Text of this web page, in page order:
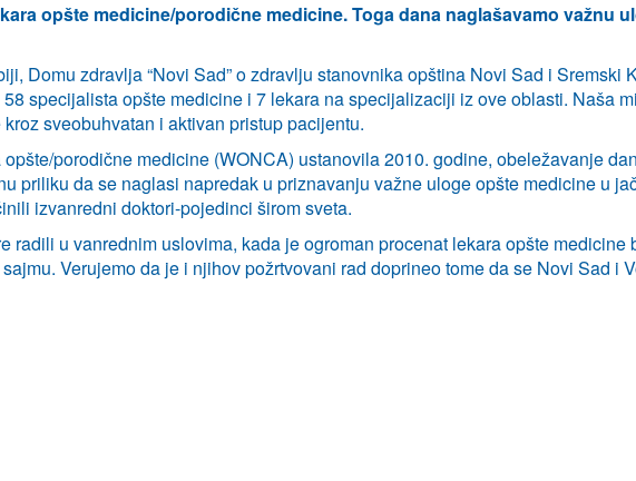
opšte medicine/porodične medicine. Toga dana naglašavamo važnu
Domu zdravlja “Novi Sad” o zdravlju stanovnika opština Novi Sad i Sremski
specijalista opšte medicine i 7 lekara na specijalizaciji iz ove oblasti. Naša
sveobuhvatan i aktivan pristup pacijentu.
porodične medicine (WONCA) ustanovila 2010. godine, obeležavanje
priliku da se naglasi napredak u priznavanju važne uloge opšte medicine u
izvanredni doktori-pojedinci širom sveta.
radili u vanrednim uslovima, kada je ogroman procenat lekara opšte
Verujemo da je i njihov požrtvovani rad doprineo tome da se Novi Sad i